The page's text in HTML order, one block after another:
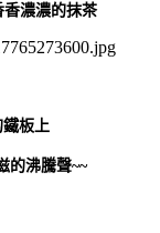
香濃濃的抹茶
板上
的沸騰聲~~